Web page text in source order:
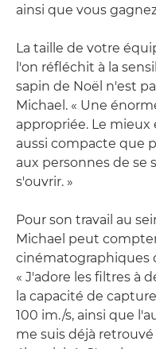
ainsi que vous
La taille de votre
l'on réfléchit à la
sapin de Noël n'est
Michael. « Une
appropriée. Le
aussi compacte que
aux personnes de se
s'ouvrir. »
Pour son travail au
Michael peut
cinématographiques
« J'adore les filtres à
la capacité de
100 im./s, ainsi que
me suis déjà